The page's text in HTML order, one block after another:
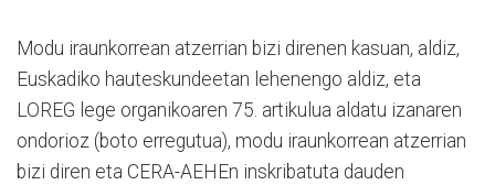
Modu iraunkorrean atzerrian bizi direnen kasuan, aldiz,
Euskadiko hauteskundeetan lehenengo aldiz, eta
LOREG lege organikoaren 75. artikulua aldatu izanaren
ondorioz (boto erregutua), modu iraunkorrean atzerrian
bizi diren eta CERA-AEHEn inskribatuta dauden